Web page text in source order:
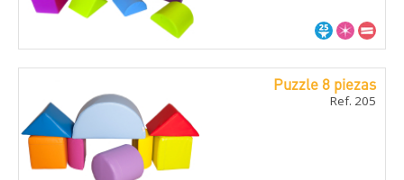
Puzzle 8 piezas
Ref. 205